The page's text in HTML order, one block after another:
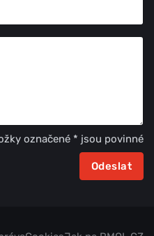
označené * jsou povinné